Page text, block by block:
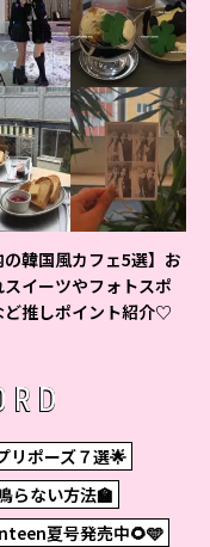
の韓国風カフェ5選】お
スイーツやフォトスポ
ど推しポイント紹介♡
リポーズ７選🌟
らない方法🏫
夏号発売中🌻🩵